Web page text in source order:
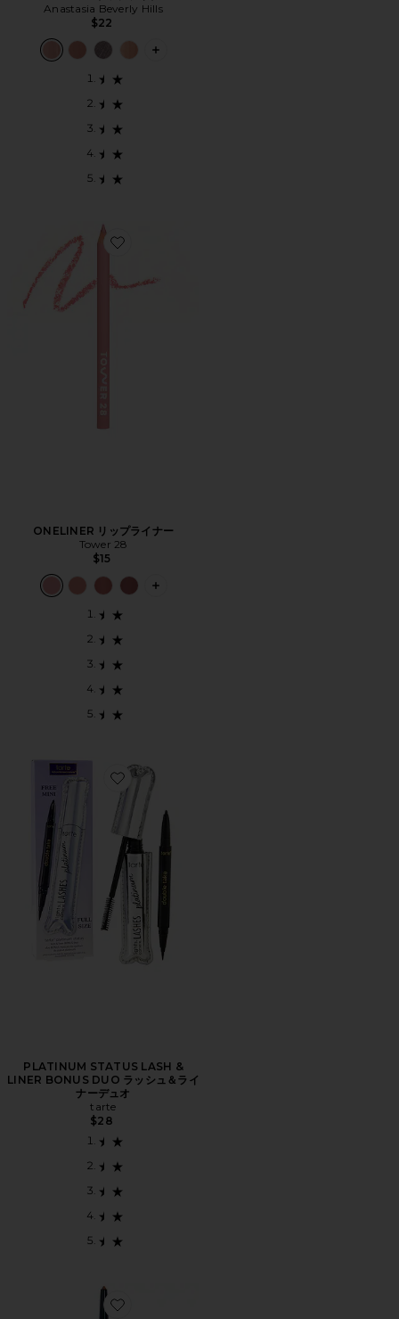
Anastasia Beverly Hills
$22
PLUS ICON TO SEE MORE OPTIONS
Favorite ONELINER リップライナー
ONELINER リップライナー
Tower 28
$15
PLUS ICON TO SEE MORE OPTIONS
Favorite PLATINUM STATUS LASH & LINER BONUS
PLATINUM STATUS LASH &
LINER BONUS DUO ラッシュ＆ライ
ナーデュオ
tarte
$28
Favorite SOFT CONTOUR LIP LINER リップライナー